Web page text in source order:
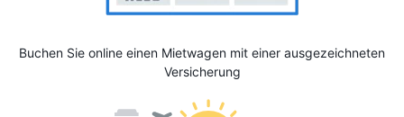
Buchen Sie online einen Mietwagen mit einer ausgezeichneten
Versicherung